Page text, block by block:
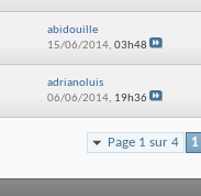
abidouille
15/06/2014, 03h48
adrianoluis
06/06/2014, 19h36
Page 1 sur 4 1